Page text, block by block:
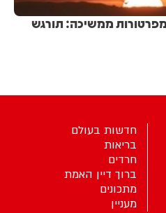
ממשיכה: תורגש
חדשות בעולם
בריאות
חרדים
ברוך דיין האמת
מתכונים
מעניין